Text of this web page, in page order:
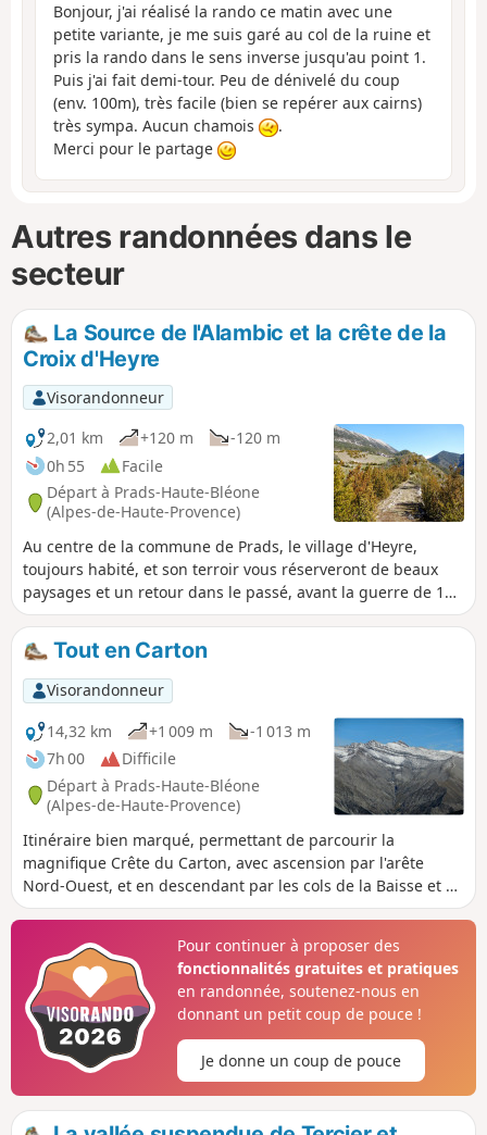
Bonjour, j'ai réalisé la rando ce matin avec une
petite variante, je me suis garé au col de la ruine et
pris la rando dans le sens inverse jusqu'au point 1.
Puis j'ai fait demi-tour. Peu de dénivelé du coup
(env. 100m), très facile (bien se repérer aux cairns)
très sympa. Aucun chamois
.
Merci pour le partage
Autres randonnées dans le
secteur
La Source de l'Alambic et la crête de la
Croix d'Heyre
Visorandonneur
2,01 km
+120 m
-120 m
0h 55
Facile
Départ à Prads-Haute-Bléone
(Alpes-de-Haute-Provence)
Au centre de la commune de Prads, le village d'Heyre,
toujours habité, et son terroir vous réserveront de beaux
paysages et un retour dans le passé, avant la guerre de 14,
quand la montagne était densément peuplée. Ici on
cultivait le blé, on distillait la lavande fine. Restent des
prairies pâturées à l'automne et au printemps et quelques
ruches, un village aux tuiles romanes restauré par ses
habitants actuels et une chapelle restaurée grâce à la
Fondation du Patrimoine.
Tout en Carton
Visorandonneur
14,32 km
+1 009 m
-1 013 m
7h 00
Difficile
Départ à Prads-Haute-Bléone
(Alpes-de-Haute-Provence)
Itinéraire bien marqué, permettant de parcourir la
magnifique Crête du Carton, avec ascension par l'arête
Nord-Ouest, et en descendant par les cols de la Baisse et de
la Colle.
Pour continuer à proposer des
fonctionnalités gratuites et pratiques
en randonnée, soutenez-nous en
donnant un petit coup de pouce !
Je donne un coup de pouce